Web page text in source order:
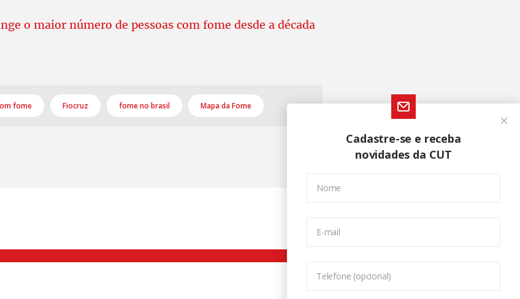
o maior número de pessoas com fome desde a década
fome Fiocruz fome no brasil Mapa da Fome
Cadastre-se e receba
novidades da CUT
Nome
E-mail
Telefone (opcional)
São Paulo/SP | Telefone (11) 2108 9200 - Fax (11) 2108 9310